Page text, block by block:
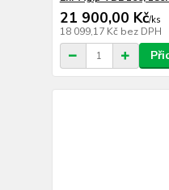
21 900,00 Kč/ks
18 099,17 Kč bez DPH